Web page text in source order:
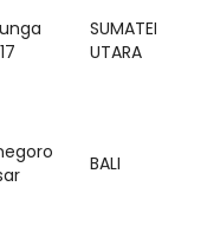
SUMATERA
UTARA
BALI